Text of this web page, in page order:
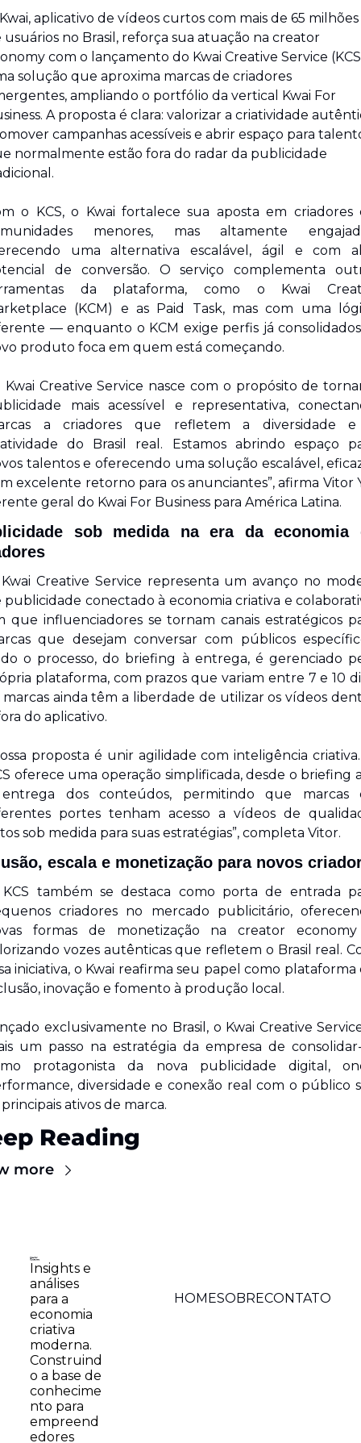
aplicativo de vídeos curtos com mais de 65 milhões
usuários no Brasil, reforça sua atuação na creator
com o lançamento do Kwai Creative Service
solução que aproxima marcas de criadores
ampliando o portfólio da vertical Kwai For
A proposta é clara: valorizar a criatividade
campanhas acessíveis e abrir espaço para
normalmente estão fora do radar da publicidade
o KCS, o Kwai fortalece sua aposta em criadores
menores, mas altamente
uma alternativa escalável, ágil e com
de conversão. O serviço complementa
da plataforma, como o Kwai
(KCM) e as Paid Task, mas com uma
— enquanto o KCM exige perfis já
produto foca em quem está começando.
Kwai Creative Service nasce com o propósito de
mais acessível e representativa,
a criadores que refletem a diversidade
do Brasil real. Estamos abrindo espaço
talentos e oferecendo uma solução escalável,
excelente retorno para os anunciantes”, afirma Vitor
geral do Kwai For Business para América Latina.
sob medida na era da economia
Creative Service representa um avanço no
publicidade conectado à economia criativa e
que influenciadores se tornam canais estratégicos
que desejam conversar com públicos
o processo, do briefing à entrega, é gerenciado
plataforma, com prazos que variam entre 7 e 10
marcas ainda têm a liberdade de utilizar os vídeos
do aplicativo.
proposta é unir agilidade com inteligência
oferece uma operação simplificada, desde o briefing
dos conteúdos, permitindo que marcas
portes tenham acesso a vídeos de
sob medida para suas estratégias”, completa Vitor.
escala e monetização para novos
também se destaca como porta de entrada
criadores no mercado publicitário,
formas de monetização na creator
vozes autênticas que refletem o Brasil real.
iniciativa, o Kwai reafirma seu papel como plataforma
inovação e fomento à produção local.
exclusivamente no Brasil, o Kwai Creative
um passo na estratégia da empresa de
protagonista da nova publicidade digital,
diversidade e conexão real com o público
principais ativos de marca.
Reading
more
Insights e
análises
para a
economia
criativa
moderna.
Construind
o a base de
conhecime
nto para
empreend
edores
HOMESOBRECONTATO